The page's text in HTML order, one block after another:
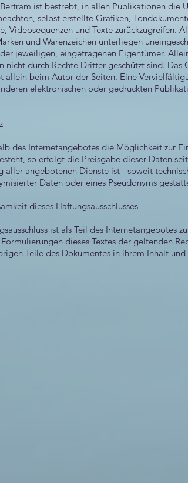
ist bestrebt, in allen Publikationen die
selbst erstellte Grafiken,
Videosequenzen und Texte
und Warenzeichen unterliegen
jeweiligen, eingetragenen Eigentümer.
nicht durch Rechte Dritter geschützt sind.
beim Autor der Seiten. Eine
elektronischen oder gedruckten
des Internetangebotes die Möglichkeit zur
so erfolgt die Preisgabe dieser Daten
aller angebotenen Dienste ist - soweit
Daten oder eines Pseudonyms
dieses Haftungsausschlusses
ist als Teil des Internetangebotes
dieses Textes der geltenden
Teile des Dokumentes in ihrem Inhalt